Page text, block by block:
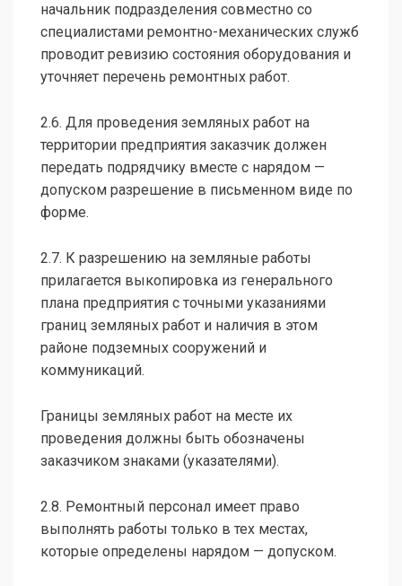
начальник подразделения совместно со
специалистами ремонтно-механических служб
проводит ревизию состояния оборудования и
уточняет перечень ремонтных работ.
2.6. Для проведения земляных работ на
территории предприятия заказчик должен
передать подрядчику вместе с нарядом —
допуском разрешение в письменном виде по
форме.
2.7. К разрешению на земляные работы
прилагается выкопировка из генерального
плана предприятия с точными указаниями
границ земляных работ и наличия в этом
районе подземных сооружений и
коммуникаций.
Границы земляных работ на месте их
проведения должны быть обозначены
заказчиком знаками (указателями).
2.8. Ремонтный персонал имеет право
выполнять работы только в тех местах,
которые определены нарядом — допуском.